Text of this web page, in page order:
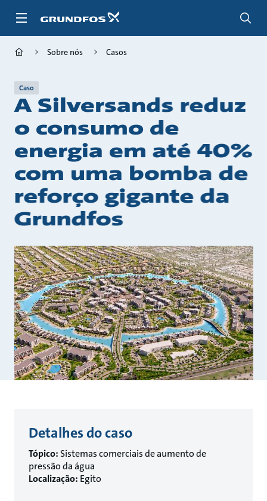
para
Sobre nós Casos
Caso
A Silversands reduz
o consumo de
energia em até 40%
com uma bomba de
reforço gigante da
Grundfos
Detalhes do caso
Tópico:Sistemas comerciais de aumento de
pressão da água
Localização: Egito